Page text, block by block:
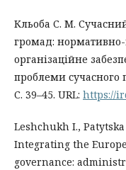
Кльоба С. М.
громад: нормативно-
організаційне
проблеми сучасного
С. 39–45. URL: https://
Leshchukh I., Patytska
Integrating the
governance: